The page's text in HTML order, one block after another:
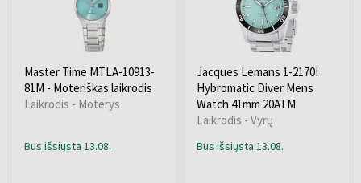
Master Time MTLA-10913-
81M - Moteriškas laikrodis
Laikrodis - Moterys
Bus išsiųsta 13.08.
Jacques Lemans 1-2170I
Hybromatic Diver Mens
Watch 41mm 20ATM
Laikrodis - Vyrų
Bus išsiųsta 13.08.